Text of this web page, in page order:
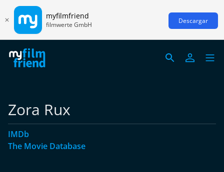
myfilmfriend
filmwerte GmbH Descargar
Zora Rux
IMDb
The Movie Database